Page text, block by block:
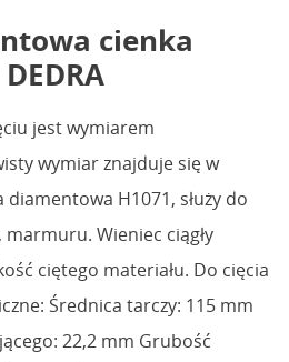
cienka
jest wymiarem
wymiar znajduje się w
H1071, służy do
Wieniec ciągły
ciętego materiału. Do cięcia
Średnica tarczy: 115 mm
22,2 mm Grubość